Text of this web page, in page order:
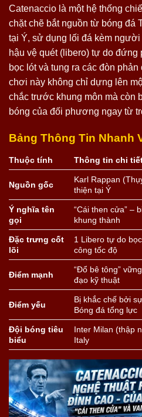
Catenaccio là một hệ thống
chặt chẽ bắt nguồn từ bóng đá
tại Ý, sử dụng lối đá kèm
hậu vệ quét (libero) tự do đứng
bọc lót và tung ra các đòn
chơi này không chỉ dựng lên
chắc trước khung môn mà còn
bóng của đối phương ngay từ
Bảng Thông Tin Nhanh
Thuộc tính Thông tin chi
Nguồn gốc
Karl Rappan
thiện tại Ý
Ý nghĩa tên
gọi
“Cái then cửa” –
khung thành
Đặc trưng cốt
lõi
1 Libero tự do
công tốc độ
Điểm mạnh
“Đổ bê tông”
đạo kỹ thuật
Điểm yếu
Bị khắc chế bởi
Bóng đá tổng lực
Đội bóng tiêu
biểu
Inter Milan (thập
Italy